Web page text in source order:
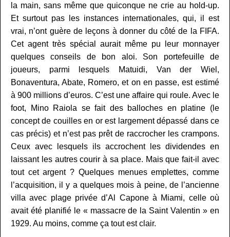
la main, sans même que quiconque ne crie au hold-up.
Et surtout pas les instances internationales, qui, il est
vrai, n’ont guère de leçons à donner du côté de la FIFA.
Cet agent très spécial aurait même pu leur monnayer
quelques conseils de bon aloi. Son portefeuille de
joueurs, parmi lesquels Matuidi, Van der Wiel,
Bonaventura, Abate, Romero, et on en passe, est estimé
à 900 millions d’euros. C’est une affaire qui roule. Avec le
foot, Mino Raiola se fait des balloches en platine (le
concept de couilles en or est largement dépassé dans ce
cas précis) et n’est pas prêt de raccrocher les crampons.
Ceux avec lesquels ils accrochent les dividendes en
laissant les autres courir à sa place. Mais que fait-il avec
tout cet argent ? Quelques menues emplettes, comme
l’acquisition, il y a quelques mois à peine, de l’ancienne
villa avec plage privée d’Al Capone à Miami, celle où
avait été planifié le « massacre de la Saint Valentin » en
1929. Au moins, comme ça tout est clair.